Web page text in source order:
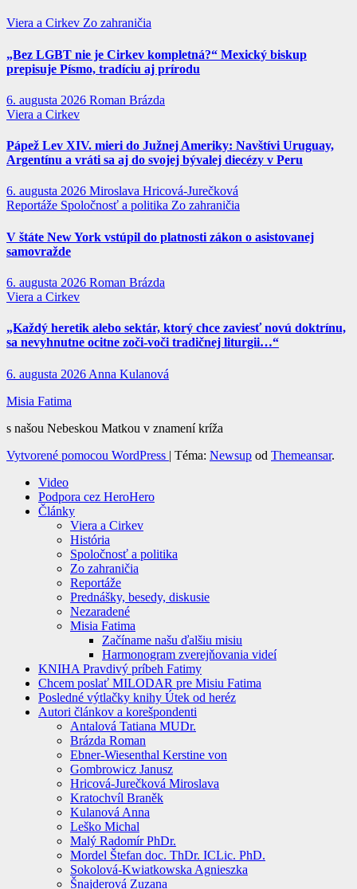
Viera a Cirkev Zo zahraničia
„Bez LGBT nie je Cirkev kompletná?“ Mexický biskup
prepisuje Písmo, tradíciu aj prírodu
6. augusta 2026 Roman Brázda
Viera a Cirkev
Pápež Lev XIV. mieri do Južnej Ameriky: Navštívi Uruguay,
Argentínu a vráti sa aj do svojej bývalej diecézy v Peru
6. augusta 2026 Miroslava Hricová-Jurečková
Reportáže Spoločnosť a politika Zo zahraničia
V štáte New York vstúpil do platnosti zákon o asistovanej
samovražde
6. augusta 2026 Roman Brázda
Viera a Cirkev
„Každý heretik alebo sektár, ktorý chce zaviesť novú doktrínu,
sa nevyhnutne ocitne zoči-voči tradičnej liturgii…“
6. augusta 2026 Anna Kulanová
Misia Fatima
s našou Nebeskou Matkou v znamení kríža
Vytvorené pomocou WordPress | Téma: Newsup od Themeansar.
Video
Podpora cez HeroHero
Články
Viera a Cirkev
História
Spoločnosť a politika
Zo zahraničia
Reportáže
Prednášky, besedy, diskusie
Nezaradené
Misia Fatima
Začíname našu ďalšiu misiu
Harmonogram zverejňovania videí
KNIHA Pravdivý príbeh Fatimy
Chcem poslať MILODAR pre Misiu Fatima
Posledné výtlačky knihy Útek od heréz
Autori článkov a korešpondenti
Antalová Tatiana MUDr.
Brázda Roman
Ebner-Wiesenthal Kerstine von
Gombrowicz Janusz
Hricová-Jurečková Miroslava
Kratochvíl Braněk
Kulanová Anna
Leško Michal
Malý Radomír PhDr.
Mordel Štefan doc. ThDr. ICLic. PhD.
Sokolová-Kwiatkowska Agnieszka
Šnajderová Zuzana